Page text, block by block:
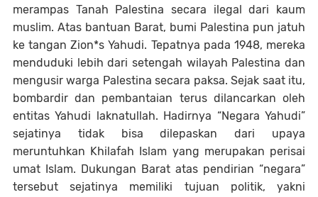
merampas Tanah Palestina secara ilegal dari kaum
muslim. Atas bantuan Barat, bumi Palestina pun jatuh
ke tangan Zion*s Yahudi. Tepatnya pada 1948, mereka
menduduki lebih dari setengah wilayah Palestina dan
mengusir warga Palestina secara paksa. Sejak saat itu,
bombardir dan pembantaian terus dilancarkan oleh
entitas Yahudi laknatullah. Hadirnya “Negara Yahudi”
sejatinya tidak bisa dilepaskan dari upaya
meruntuhkan Khilafah Islam yang merupakan perisai
umat Islam. Dukungan Barat atas pendirian “negara”
tersebut sejatinya memiliki tujuan politik, yakni